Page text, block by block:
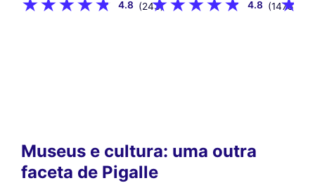
4.8 (243) 4.8 (1478)
Museus e cultura: uma outra
faceta de Pigalle